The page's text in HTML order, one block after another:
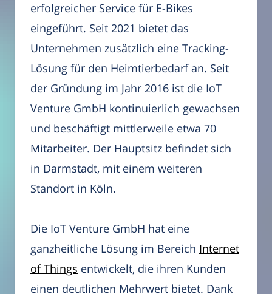
erfolgreicher Service für E-Bikes
eingeführt. Seit 2021 bietet das
Unternehmen zusätzlich eine Tracking-
Lösung für den Heimtierbedarf an. Seit
der Gründung im Jahr 2016 ist die IoT
Venture GmbH kontinuierlich gewachsen
und beschäftigt mittlerweile etwa 70
Mitarbeiter. Der Hauptsitz befindet sich
in Darmstadt, mit einem weiteren
Standort in Köln.
Die IoT Venture GmbH hat eine
ganzheitliche Lösung im Bereich Internet
of Things entwickelt, die ihren Kunden
einen deutlichen Mehrwert bietet. Dank